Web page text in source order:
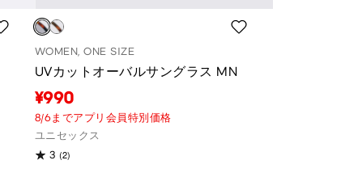
WOMEN, ONE SIZE
UVカットオーバルサングラス MN
¥990
8/6までアプリ会員特別価格
ユニセックス
3 (2)